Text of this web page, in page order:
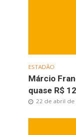
ESTADÃO
Márcio
quase R$
22 de abril de